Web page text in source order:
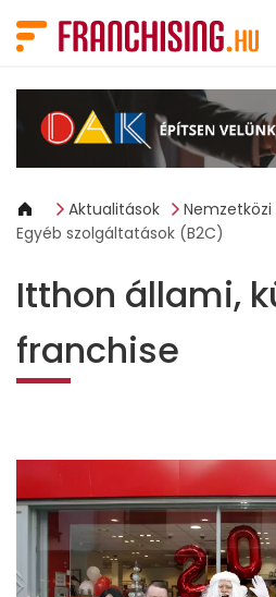
Aktualitások
Nemzetközi
Egyéb szolgáltatások (B2C)
Itthon állami,
franchise